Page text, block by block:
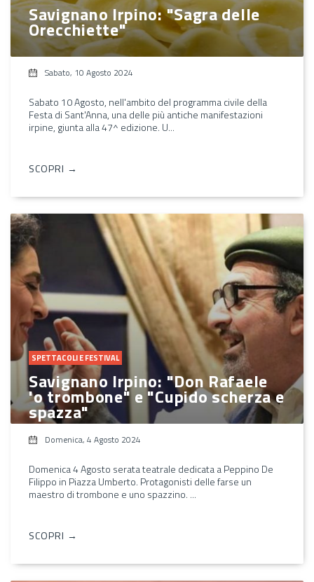
Savignano Irpino: "Sagra delle
Orecchiette"
Sabato, 10 Agosto 2024
Sabato 10 Agosto, nell'ambito del programma civile della
Festa di Sant'Anna, una delle più antiche manifestazioni
irpine, giunta alla 47^ edizione. U...
SCOPRI →
SPETTACOLI E FESTIVAL
Savignano Irpino: "Don Rafaele
'o trombone" e "Cupido scherza e
spazza"
Domenica, 4 Agosto 2024
Domenica 4 Agosto serata teatrale dedicata a Peppino De
Filippo in Piazza Umberto. Protagonisti delle farse un
maestro di trombone e uno spazzino. ...
SCOPRI →